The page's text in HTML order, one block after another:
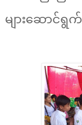
များဆောင်ရွက်